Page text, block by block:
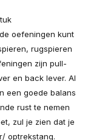
oefeningen kunt
rugspieren
zijn pull-
en back lever. Al
een goede balans
rust te nemen
zul je zien dat je
optrekstang.